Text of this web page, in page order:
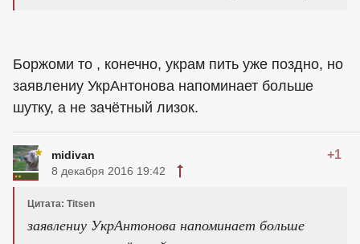
Боржоми то , конечно, украм пить уже поздно, но
заявлениу УкрАнтонова напоминает больше
шутку, а не зачётный лизок.
midivan +1
8 декабря 2016 19:42
Цитата: Titsen
заявлениу УкрАнтонова напоминает больше